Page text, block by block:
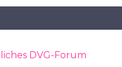
DVG-Forum